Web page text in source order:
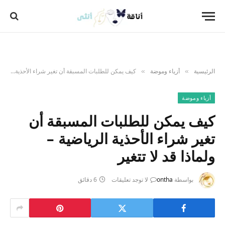
الرئيسية » أزياء وموضة » كيف يمكن للطلبات المسبقة أن تغير شراء الأحذية الرياضية – ولماذا قد لا تتغير
أزياء وموضة
كيف يمكن للطلبات المسبقة أن
تغير شراء الأحذية الرياضية –
ولماذا قد لا تتغير
بواسطة ontha لا توجد تعليقات 6 دقائق